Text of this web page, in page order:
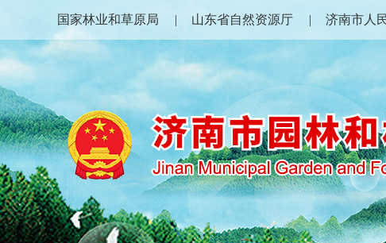
国家林业和草原局 山东省自然资源厅 济南市人